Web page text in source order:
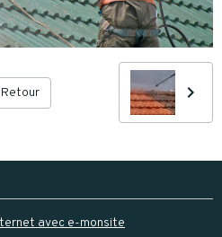
Retour
avec e-monsite